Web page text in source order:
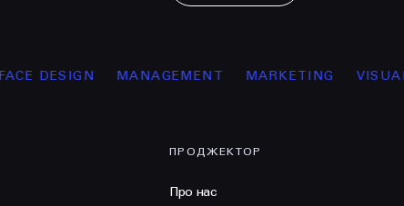
MANAGEMENT MARKETING VISUAL ARTS
ПРОДЖЕКТОР
Про нас